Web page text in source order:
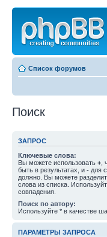
Список форумов
Поиск
ЗАПРОС
Ключевые слова:
Вы можете использовать +
быть в результатах, и - для
должно. Вы можете
слова из списка.
совпадения.
Поиск по автору:
Используйте * в качестве
ПАРАМЕТРЫ ЗАПРОСА